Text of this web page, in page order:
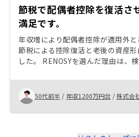
節税で配偶者控除を復活さ
満足です。
年収増により配偶者控除が適用外と
節税による控除復活と老後の資産
した。 RENOSYを選んだ理由は、
徒歩3分と資産性が高く、キャン
えられた点です。さらにアプリ等
あり、高償却による初年度からの確
したことが決め手となりました。 不動産所得の通算によ
り配偶者控除の復活等で所得税の
50代前半 / 年収1200万円台 /株式会